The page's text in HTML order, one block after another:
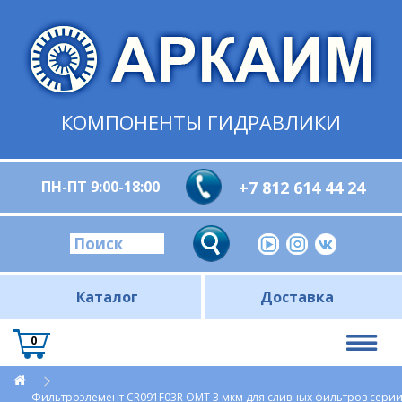
КОМПОНЕНТЫ ГИДРАВЛИКИ
ПН-ПТ 9:00-18:00 +7 812 614 44 24
Каталог Доставка
0
Фильтроэлемент CR091F03R OMT 3 мкм для сливных фильтров